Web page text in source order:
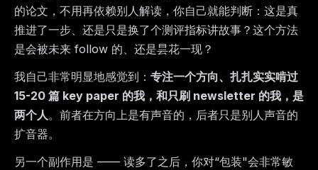
的论文，不用再依赖别人解读，你自己就能判断：这是真
推进了一步、还是只是换了个测评指标讲故事？这个方法
是会被未来 follow 的、还是昙花一现？
我自己非常明显地感觉到： 专注一个方向、扎扎实实啃过
15-20 篇 key paper 的我，和只刷 newsletter 的我，是
两个人。前者在方向上是有声音的，后者只是别人声音的
扩音器。
另一个副作用是 —— 读多了之后，你对“包装"会非常敏